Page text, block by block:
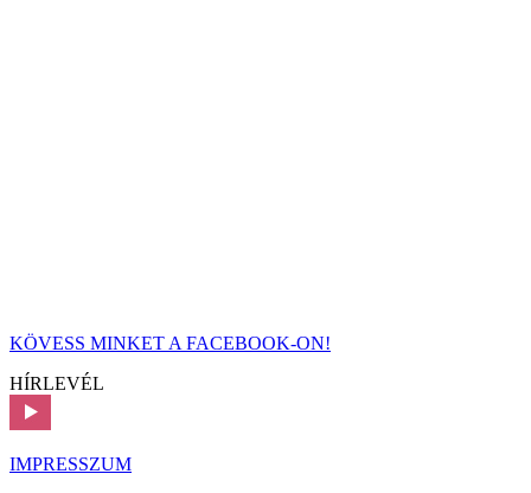
KÖVESS MINKET A FACEBOOK-ON!
HÍRLEVÉL
IMPRESSZUM